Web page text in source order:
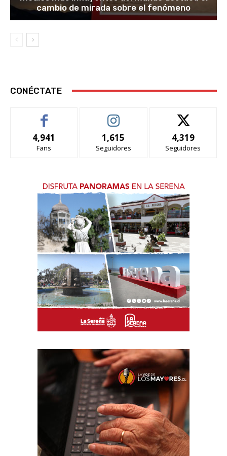
cambio de mirada sobre el fenómeno
CONÉCTATE
4,941
Fans
1,615
Seguidores
4,319
Seguidores